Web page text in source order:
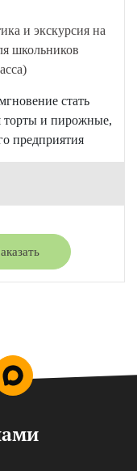
и экскурсия на
школьников
стать
торты и пирожные,
предприятия